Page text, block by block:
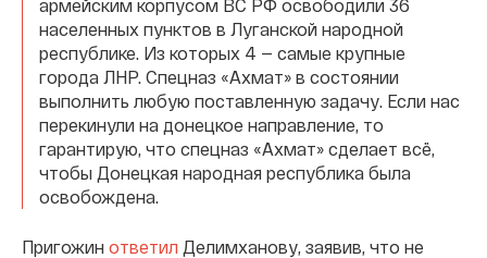
армейским корпусом ВС РФ освободили 36
населенных пунктов в Луганской народной
республике. Из которых 4 — самые крупные
города ЛНР. Спецназ «Ахмат» в состоянии
выполнить любую поставленную задачу. Если нас
перекинули на донецкое направление, то
гарантирую, что спецназ «Ахмат» сделает всё,
чтобы Донецкая народная республика была
освобождена.
Пригожин ответил Делимханову, заявив, что не